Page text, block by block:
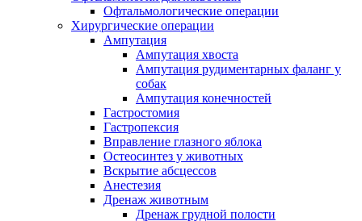
Офтальмологические операции
Хирургические операции
Ампутация
Ампутация хвоста
Ампутация рудиментарных фаланг у
собак
Ампутация конечностей
Гастростомия
Гастропексия
Вправление глазного яблока
Остеосинтез у животных
Вскрытие абсцессов
Анестезия
Дренаж животным
Дренаж грудной полости